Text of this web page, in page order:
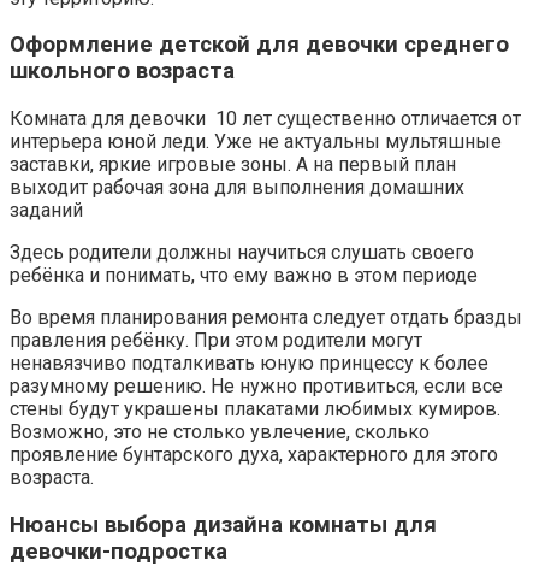
Оформление детской для девочки среднего
школьного возраста
Комната для девочки 10 лет существенно отличается от
интерьера юной леди. Уже не актуальны мультяшные
заставки, яркие игровые зоны. А на первый план
выходит рабочая зона для выполнения домашних
заданий
Здесь родители должны научиться слушать своего
ребёнка и понимать, что ему важно в этом периоде
Во время планирования ремонта следует отдать бразды
правления ребёнку. При этом родители могут
ненавязчиво подталкивать юную принцессу к более
разумному решению. Не нужно противиться, если все
стены будут украшены плакатами любимых кумиров.
Возможно, это не столько увлечение, сколько
проявление бунтарского духа, характерного для этого
возраста.
Нюансы выбора дизайна комнаты для
девочки-подростка